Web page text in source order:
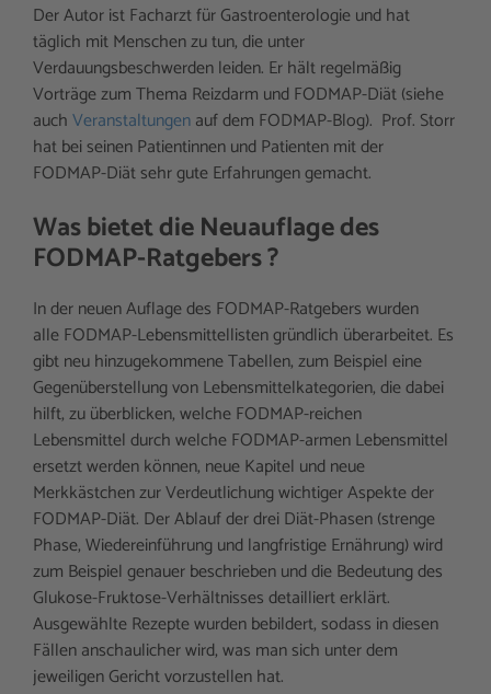
Der Autor ist Facharzt für Gastroenterologie und hat
täglich mit Menschen zu tun, die unter
Verdauungsbeschwerden leiden. Er hält regelmäßig
Vorträge zum Thema Reizdarm und FODMAP-Diät (siehe
auchVeranstaltungenauf dem FODMAP-Blog). Prof. Storr
hat bei seinen Patientinnen und Patienten mit der
FODMAP-Diät sehr gute Erfahrungen gemacht.
Was bietet die Neuauflage des
FODMAP-Ratgebers ?
In der neuen Auflage des FODMAP-Ratgebers wurden
alle FODMAP-Lebensmittellisten gründlich überarbeitet. Es
gibt neu hinzugekommene Tabellen, zum Beispiel eine
Gegenüberstellung von Lebensmittelkategorien, die dabei
hilft, zu überblicken, welche FODMAP-reichen
Lebensmittel durch welche FODMAP-armen Lebensmittel
ersetzt werden können, neue Kapitel und neue
Merkkästchen zur Verdeutlichung wichtiger Aspekte der
FODMAP-Diät. Der Ablauf der drei Diät-Phasen (strenge
Phase, Wiedereinführung und langfristige Ernährung) wird
zum Beispiel genauer beschrieben und die Bedeutung des
Glukose-Fruktose-Verhältnisses detailliert erklärt.
Ausgewählte Rezepte wurden bebildert, sodass in diesen
Fällen anschaulicher wird, was man sich unter dem
jeweiligen Gericht vorzustellen hat.